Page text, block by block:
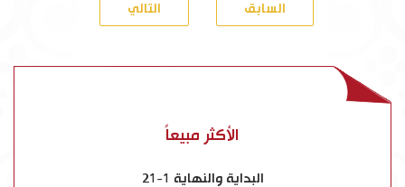
التالي السابق
الأكثر مبيعاً
البداية والنهاية 1-21